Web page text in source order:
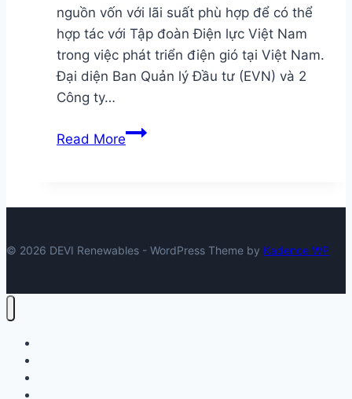
Giang
nguồn vốn với lãi suất phù hợp để có thể
hợp tác với Tập đoàn Điện lực Việt Nam
trong việc phát triển điện gió tại Việt Nam.
Đại diện Ban Quản lý Đầu tư (EVN) và 2
Công ty…
Read MorePháp
tác
© 2026 DEVI Renewables - WordPress Theme by Kadence WP